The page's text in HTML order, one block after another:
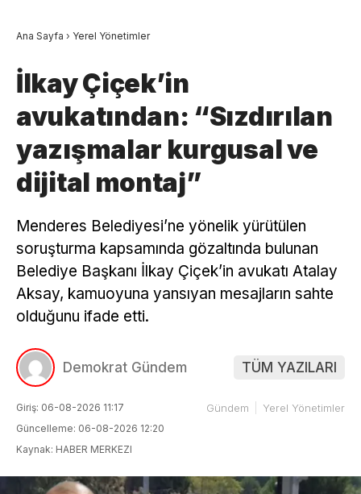
Ana Sayfa › Yerel Yönetimler
İlkay Çiçek’in
avukatından: “Sızdırılan
yazışmalar kurgusal ve
dijital montaj”
Menderes Belediyesi’ne yönelik yürütülen
soruşturma kapsamında gözaltında bulunan
Belediye Başkanı İlkay Çiçek’in avukatı Atalay
Aksay, kamuoyuna yansıyan mesajların sahte
olduğunu ifade etti.
Demokrat Gündem TÜM YAZILARI
Giriş: 06-08-2026 11:17
Güncelleme: 06-08-2026 12:20
Kaynak: HABER MERKEZI
Gündem Yerel Yönetimler